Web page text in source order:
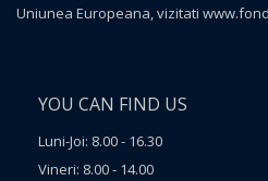
Uniunea Europeana, vizitati
YOU CAN FIND US
Luni-Joi: 8.00 - 16.30
Vineri: 8.00 - 14.00